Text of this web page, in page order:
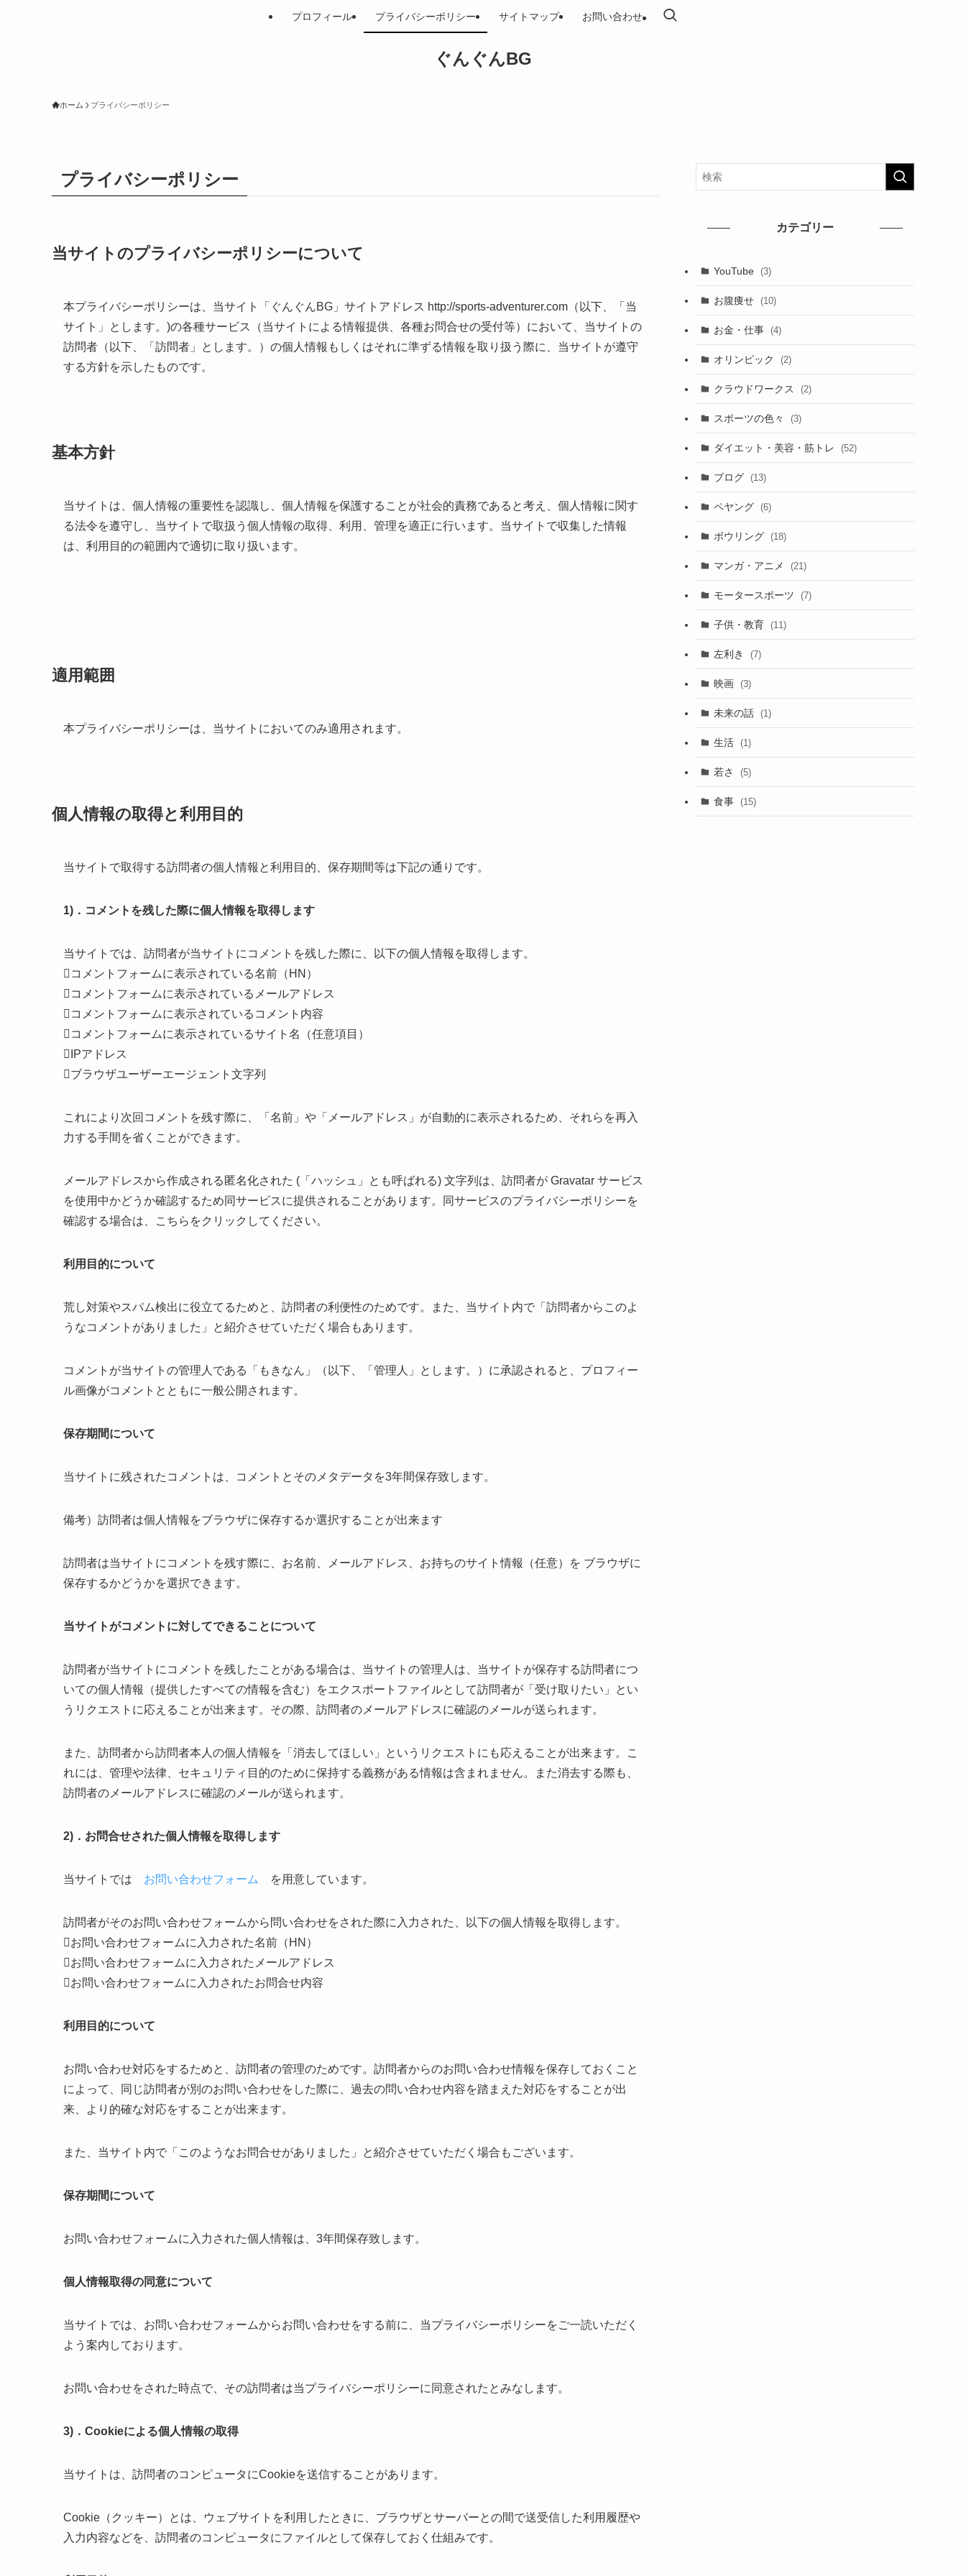
ぐんぐんBG
プロフィール プライバシーポリシー サイトマップ お問い合わせ
ホーム プライバシーポリシー
プライバシーポリシー
当サイトのプライバシーポリシーについて
本プライバシーポリシーは、当サイト「ぐんぐんBG」サイトアドレス http://sports-adventurer.com（以下、「当
サイト」とします。)の各種サービス（当サイトによる情報提供、各種お問合せの受付等）において、当サイトの
訪問者（以下、「訪問者」とします。）の個人情報もしくはそれに準ずる情報を取り扱う際に、当サイトが遵守
する方針を示したものです。
基本方針
当サイトは、個人情報の重要性を認識し、個人情報を保護することが社会的責務であると考え、個人情報に関す
る法令を遵守し、当サイトで取扱う個人情報の取得、利用、管理を適正に行います。当サイトで収集した情報
は、利用目的の範囲内で適切に取り扱います。
適用範囲
本プライバシーポリシーは、当サイトにおいてのみ適用されます。
個人情報の取得と利用目的
当サイトで取得する訪問者の個人情報と利用目的、保存期間等は下記の通りです。
1)．コメントを残した際に個人情報を取得します
当サイトでは、訪問者が当サイトにコメントを残した際に、以下の個人情報を取得します。
コメントフォームに表示されている名前（HN）
コメントフォームに表示されているメールアドレス
コメントフォームに表示されているコメント内容
コメントフォームに表示されているサイト名（任意項目）
IPアドレス
ブラウザユーザーエージェント文字列
これにより次回コメントを残す際に、「名前」や「メールアドレス」が自動的に表示されるため、それらを再入
力する手間を省くことができます。
メールアドレスから作成される匿名化された (「ハッシュ」とも呼ばれる) 文字列は、訪問者が Gravatar サービス
を使用中かどうか確認するため同サービスに提供されることがあります。同サービスのプライバシーポリシーを
確認する場合は、こちらをクリックしてください。
利用目的について
荒し対策やスパム検出に役立てるためと、訪問者の利便性のためです。また、当サイト内で「訪問者からこのよ
うなコメントがありました」と紹介させていただく場合もあります。
コメントが当サイトの管理人である「もきなん」（以下、「管理人」とします。）に承認されると、プロフィー
ル画像がコメントとともに一般公開されます。
保存期間について
当サイトに残されたコメントは、コメントとそのメタデータを3年間保存致します。
備考）訪問者は個人情報をブラウザに保存するか選択することが出来ます
訪問者は当サイトにコメントを残す際に、お名前、メールアドレス、お持ちのサイト情報（任意）を ブラウザに
保存するかどうかを選択できます。
当サイトがコメントに対してできることについて
訪問者が当サイトにコメントを残したことがある場合は、当サイトの管理人は、当サイトが保存する訪問者につ
いての個人情報（提供したすべての情報を含む）をエクスポートファイルとして訪問者が「受け取りたい」とい
うリクエストに応えることが出来ます。その際、訪問者のメールアドレスに確認のメールが送られます。
また、訪問者から訪問者本人の個人情報を「消去してほしい」というリクエストにも応えることが出来ます。こ
れには、管理や法律、セキュリティ目的のために保持する義務がある情報は含まれません。また消去する際も、
訪問者のメールアドレスに確認のメールが送られます。
2)．お問合せされた個人情報を取得します
当サイトでは お問い合わせフォーム を用意しています。
訪問者がそのお問い合わせフォームから問い合わせをされた際に入力された、以下の個人情報を取得します。
お問い合わせフォームに入力された名前（HN）
お問い合わせフォームに入力されたメールアドレス
お問い合わせフォームに入力されたお問合せ内容
利用目的について
お問い合わせ対応をするためと、訪問者の管理のためです。訪問者からのお問い合わせ情報を保存しておくこと
によって、同じ訪問者が別のお問い合わせをした際に、過去の問い合わせ内容を踏まえた対応をすることが出
来、より的確な対応をすることが出来ます。
また、当サイト内で「このようなお問合せがありました」と紹介させていただく場合もございます。
保存期間について
お問い合わせフォームに入力された個人情報は、3年間保存致します。
個人情報取得の同意について
当サイトでは、お問い合わせフォームからお問い合わせをする前に、当プライバシーポリシーをご一読いただく
よう案内しております。
お問い合わせをされた時点で、その訪問者は当プライバシーポリシーに同意されたとみなします。
3)．Cookieによる個人情報の取得
当サイトは、訪問者のコンピュータにCookieを送信することがあります。
Cookie（クッキー）とは、ウェブサイトを利用したときに、ブラウザとサーバーとの間で送受信した利用履歴や
入力内容などを、訪問者のコンピュータにファイルとして保存しておく仕組みです。
カテゴリー
YouTube (3)
お腹痩せ (10)
お金・仕事 (4)
オリンピック (2)
クラウドワークス (2)
スポーツの色々 (3)
ダイエット・美容・筋トレ (52)
ブログ (13)
ペヤング (6)
ボウリング (18)
マンガ・アニメ (21)
モータースポーツ (7)
子供・教育 (11)
左利き (7)
映画 (3)
未来の話 (1)
生活 (1)
若さ (5)
食事 (15)